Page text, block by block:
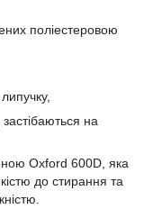
поліестеровою
на
Oxford 600D, яка
до стирання та